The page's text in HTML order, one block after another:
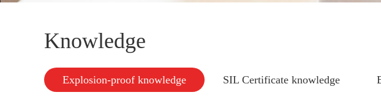
Knowledge
Explosion-proof knowledge SIL Certificate knowledge